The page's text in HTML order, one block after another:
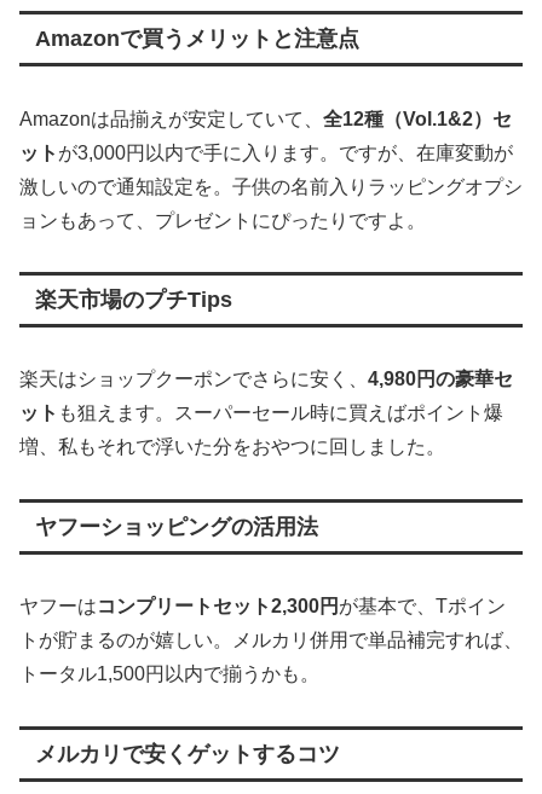
Amazonで買うメリットと注意点
Amazonは品揃えが安定していて、 全12種（Vol.1&2）セ
ット が3,000円以内で手に入ります。ですが、在庫変動が
激しいので通知設定を。子供の名前入りラッピングオプシ
ョンもあって、プレゼントにぴったりですよ。
楽天市場のプチTips
楽天はショップクーポンでさらに安く、 4,980円の豪華セ
ット も狙えます。スーパーセール時に買えばポイント爆
増、私もそれで浮いた分をおやつに回しました。
ヤフーショッピングの活用法
ヤフーはコンプリートセット2,300円 が基本で、Tポイン
トが貯まるのが嬉しい。メルカリ併用で単品補完すれば、
トータル1,500円以内で揃うかも。
メルカリで安くゲットするコツ